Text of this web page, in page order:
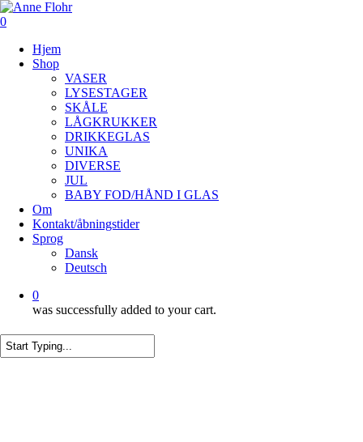
Skip
to
content
0
Hjem
Shop
VASER
LYSESTAGER
SKÅLE
LÅGKRUKKER
DRIKKEGLAS
UNIKA
DIVERSE
JUL
BABY FOD/HÅND I GLAS
Om
Kontakt/åbningstider
Sprog
Dansk
Deutsch
0
was successfully added to your cart.